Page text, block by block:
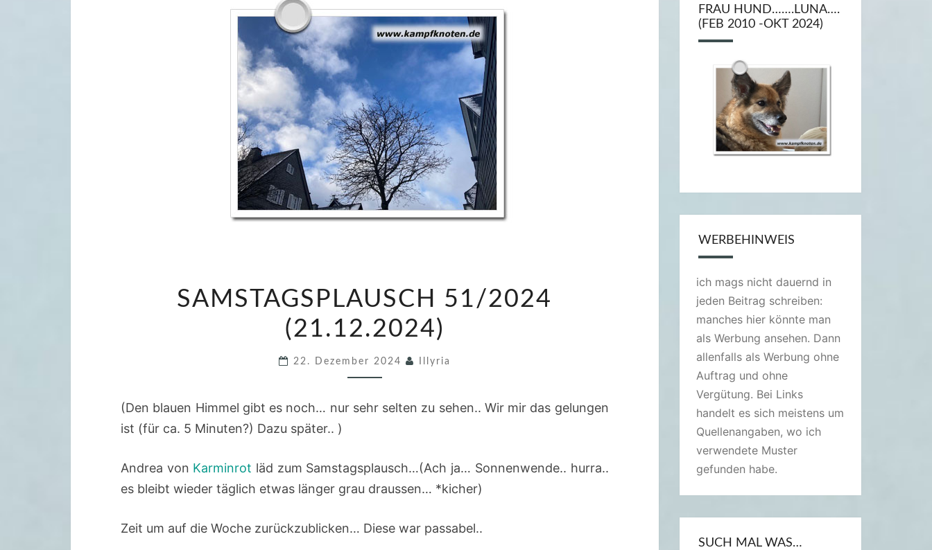
A
M
T
G
L
A
S
SAMSTAGSPLAUSCH 51/2024
(21.12.2024)
22. Dezember 2024 Illyria
(Den blauen Himmel gibt es noch… nur sehr selten zu sehen.. Wir mir das gelungen
ist (für ca. 5 Minuten?) Dazu später.. )
Andrea von Karminrot läd zum Samstagsplausch…(Ach ja… Sonnenwende.. hurra..
es bleibt wieder täglich etwas länger grau draussen… *kicher)
Zeit um auf die Woche zurückzublicken… Diese war passabel..
FRAU HUND…….LUNA….
(FEB 2010 -OKT 2024)
WERBEHINWEIS
ich mags nicht dauernd in
jeden Beitrag schreiben:
manches hier könnte man
als Werbung ansehen. Dann
allenfalls als Werbung ohne
Auftrag und ohne
Vergütung. Bei Links
handelt es sich meistens um
Quellenangaben, wo ich
verwendete Muster
gefunden habe.
SUCH MAL WAS…